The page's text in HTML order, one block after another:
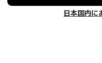
日本国内に